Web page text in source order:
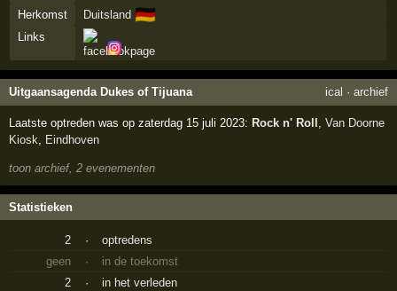
Herkomst
Duitsland 🇩🇪
Links
Uitgaansagenda Dukes of Tijuana ical · archief
Laatste optreden was op zaterdag 15 juli 2023: Rock n' Roll ,Van Doorne
Kiosk
Eindhoven
toon archief, 2 evenementen
Statistieken
2 ·
optredens
geen
·
in de toekomst
2
· in het verleden